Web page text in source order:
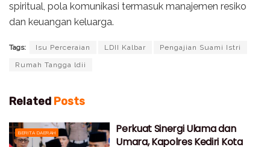
spiritual, pola komunikasi termasuk manajemen resiko
dan keuangan keluarga.
Tags: Isu Perceraian LDII Kalbar Pengajian Suami Istri
Rumah Tangga ldii
Related Posts
BERITA DAERAH
Perkuat Sinergi Ulama dan
Umara, Kapolres Kediri Kota